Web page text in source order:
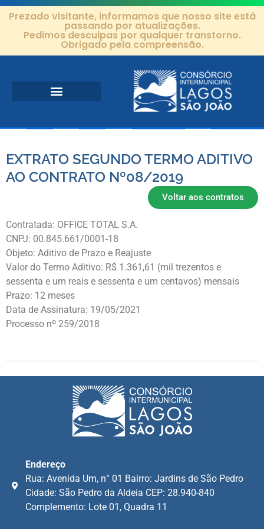
Prezado visitante, informamos que nosso site está
passando por atualizações.
Pedimos desculpas por qualquer transtorno.
Obrigado pela compreensão.
EXTRATO SEGUNDO TERMO ADITIVO
AO CONTRATO Nº08/2019
Voltar aos contratos
Contratada: OFFICE TOTAL S.A.
CNPJ: 00.845.661/0001-18
Objeto: Aditivo de Prazo e Reajuste
Valor do Termo Aditivo: R$ 1.361,61 (mil trezentos e
sessenta e um reais e sessenta e um centavos) mensais
Prazo: 12 meses
Data de Assinatura: 19/05/2021
Processo nº 259/2018
Endereço
Rua: Avenida Um, n° 01 Bairro: Jardins de São Pedro
Cidade: São Pedro da Aldeia CEP: 28.940-840
Complemento: Lote 01, Quadra 11